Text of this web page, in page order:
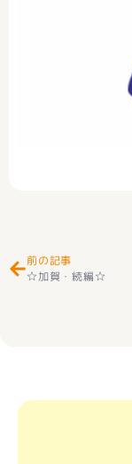
前の記事
☆加賀・続編☆